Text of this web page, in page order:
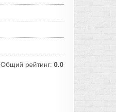
Общий рейтинг: 0.0